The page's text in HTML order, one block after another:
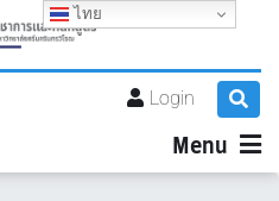
Login
Menu
ไทย